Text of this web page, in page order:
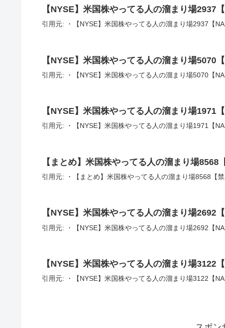
【NYSE】米国株やってる人の溜まり場2937
引用元: ・【NYSE】米国株やってる人の溜まり場2937【
【NYSE】米国株やってる人の溜まり場5070
引用元: ・【NYSE】米国株やってる人の溜まり場5070【
【NYSE】米国株やってる人の溜まり場1971
引用元: ・【NYSE】米国株やってる人の溜まり場1971【
【まとめ】米国株やってる人の溜まり場8568
引用元: ・【まとめ】米国株やってる人の溜まり場8568【禁
【NYSE】米国株やってる人の溜まり場2692
引用元: ・【NYSE】米国株やってる人の溜まり場2692【
【NYSE】米国株やってる人の溜まり場3122
引用元: ・【NYSE】米国株やってる人の溜まり場3122【